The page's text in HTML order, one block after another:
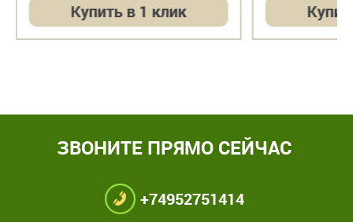
Купить в 1 клик
ЗВОНИТЕ ПРЯМО СЕЙЧАС
+74952751414